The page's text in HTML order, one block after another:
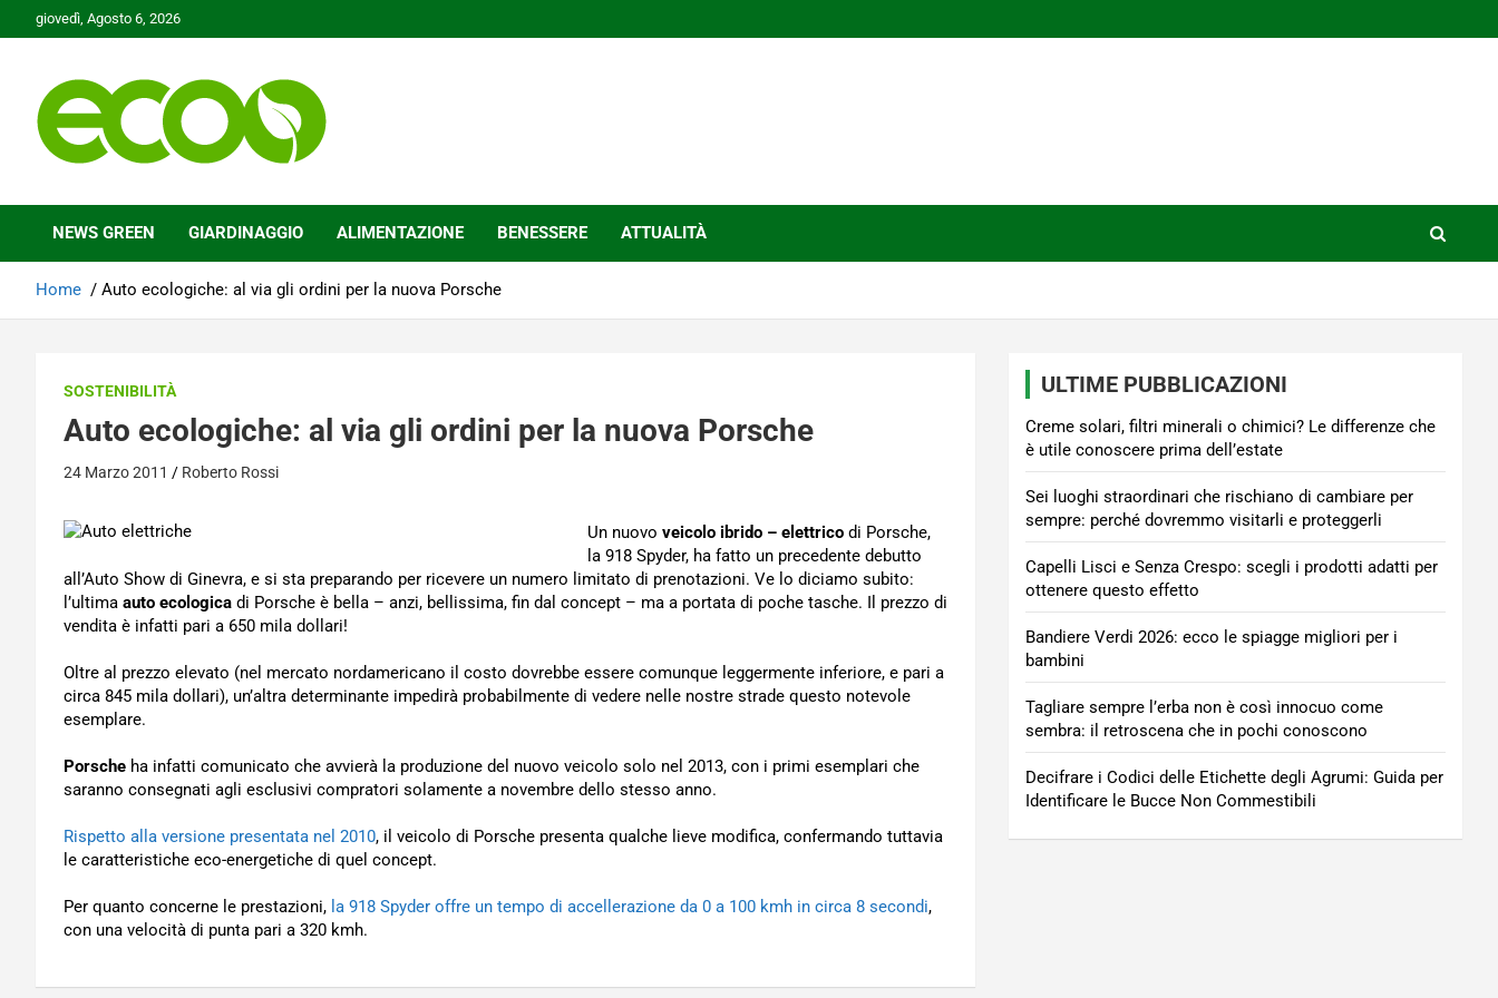
to
giovedì, Agosto 6, 2026
Ecoo.it
NEWS GREEN GIARDINAGGIO ALIMENTAZIONE BENESSERE ATTUALITÀ
Home Auto ecologiche: al via gli ordini per la nuova Porsche
SOSTENIBILITÀ
Auto ecologiche: al via gli ordini per la nuova Porsche
24 Marzo 2011 Roberto Rossi
Un nuovo veicolo ibrido – elettrico di Porsche,
la 918 Spyder, ha fatto un precedente debutto
all’Auto Show di Ginevra, e si sta preparando per ricevere un numero limitato di prenotazioni. Ve lo diciamo subito:
l’ultima auto ecologica di Porsche è bella – anzi, bellissima, fin dal concept – ma a portata di poche tasche. Il prezzo di
vendita è infatti pari a 650 mila dollari!
Oltre al prezzo elevato (nel mercato nordamericano il costo dovrebbe essere comunque leggermente inferiore, e pari a
circa 845 mila dollari), un’altra determinante impedirà probabilmente di vedere nelle nostre strade questo notevole
esemplare.
Porsche ha infatti comunicato che avvierà la produzione del nuovo veicolo solo nel 2013, con i primi esemplari che
saranno consegnati agli esclusivi compratori solamente a novembre dello stesso anno.
Rispetto alla versione presentata nel 2010, il veicolo di Porsche presenta qualche lieve modifica, confermando tuttavia
le caratteristiche eco-energetiche di quel concept.
Per quanto concerne le prestazioni, la 918 Spyder offre un tempo di accellerazione da 0 a 100 kmh in circa 8 secondi,
con una velocità di punta pari a 320 kmh.
ULTIME PUBBLICAZIONI
Creme solari, filtri minerali o chimici? Le differenze che
è utile conoscere prima dell’estate
Sei luoghi straordinari che rischiano di cambiare per
sempre: perché dovremmo visitarli e proteggerli
Capelli Lisci e Senza Crespo: scegli i prodotti adatti per
ottenere questo effetto
Bandiere Verdi 2026: ecco le spiagge migliori per i
bambini
Tagliare sempre l’erba non è così innocuo come
sembra: il retroscena che in pochi conoscono
Decifrare i Codici delle Etichette degli Agrumi: Guida per
Identificare le Bucce Non Commestibili